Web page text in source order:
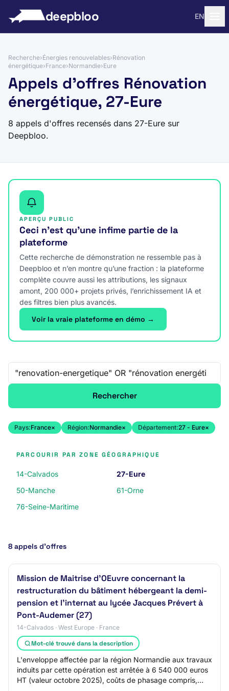
deepbloo EN
Recherche›Énergies renouvelables›Rénovation
énergétique›France›Normandie›Eure
Appels d'offres Rénovation
énergétique, 27-Eure
8 appels d'offres recensés dans 27-Eure sur
Deepbloo.
APERÇU PUBLIC
Ceci n’est qu’une infime partie de la
plateforme
Cette recherche de démonstration ne ressemble pas à
Deepbloo et n’en montre qu’une fraction : la plateforme
complète couvre aussi les attributions, les signaux
amont, 200 000+ projets privés, l’enrichissement IA et
des filtres bien plus avancés.
Voir la vraie plateforme en démo →
Recherche libre
Rechercher
Pays:France× Région:Normandie× Département:27 - Eure×
PARCOURIR PAR ZONE GÉOGRAPHIQUE
14-Calvados
27-Eure
50-Manche
61-Orne
76-Seine-Maritime
8 appels d’offres
Mission de Maitrise d'OEuvre concernant la
restructuration du bâtiment hébergeant la demi-
pension et l'internat au lycée Jacques Prévert à
Pont-Audemer (27)
14-Calvados · West Europe · France
Mot-clé trouvé dans la description
L'enveloppe affectée par la région Normandie aux travaux
induits par cette opération est arrêtée à 6 540 000 euros
HT (valeur octobre 2025), coûts de phasage compris,